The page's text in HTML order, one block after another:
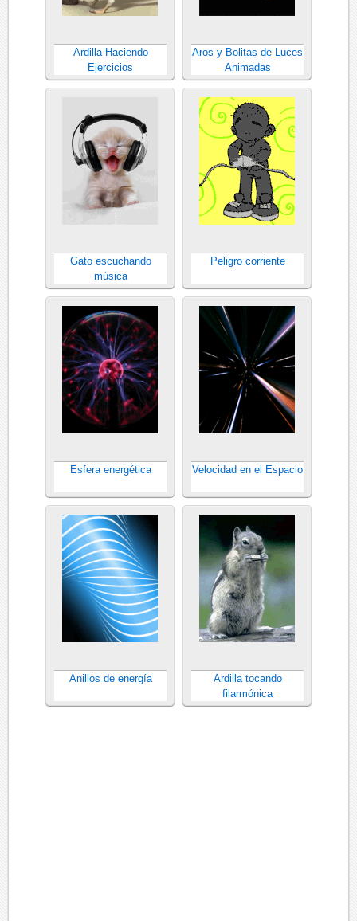
Ardilla Haciendo
Ejercicios
Aros y Bolitas de Luces
Animadas
Gato escuchando
música
Peligro corriente
Esfera energética Velocidad en el Espacio
Anillos de energía
Ardilla tocando
filarmónica